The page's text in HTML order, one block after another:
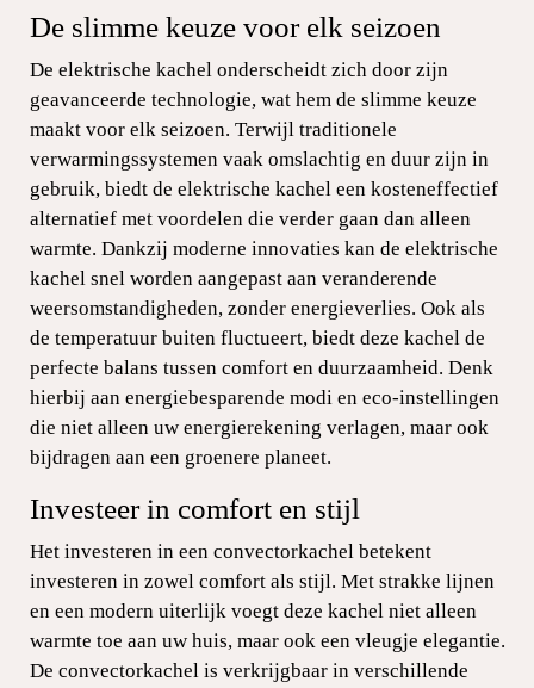
De slimme keuze voor elk seizoen
De elektrische kachel onderscheidt zich door zijn
geavanceerde technologie, wat hem de slimme keuze
maakt voor elk seizoen. Terwijl traditionele
verwarmingssystemen vaak omslachtig en duur zijn in
gebruik, biedt de elektrische kachel een kosteneffectief
alternatief met voordelen die verder gaan dan alleen
warmte. Dankzij moderne innovaties kan de elektrische
kachel snel worden aangepast aan veranderende
weersomstandigheden, zonder energieverlies. Ook als
de temperatuur buiten fluctueert, biedt deze kachel de
perfecte balans tussen comfort en duurzaamheid. Denk
hierbij aan energiebesparende modi en eco-instellingen
die niet alleen uw energierekening verlagen, maar ook
bijdragen aan een groenere planeet.
Investeer in comfort en stijl
Het investeren in een convectorkachel betekent
investeren in zowel comfort als stijl. Met strakke lijnen
en een modern uiterlijk voegt deze kachel niet alleen
warmte toe aan uw huis, maar ook een vleugje elegantie.
De convectorkachel is verkrijgbaar in verschillende